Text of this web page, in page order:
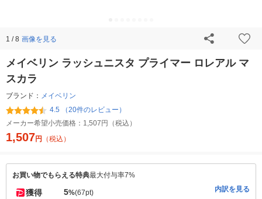
1 / 8 画像を見る
メイベリン ラッシュニスタ プライマー ロレアル マ
スカラ
ブランド： メイベリン
4.5 （20件のレビュー）
メーカー希望小売価格： 1,507円（税込）
1,507円 （税込）
お買い物でもらえる特典最大付与率7%
獲得 5%(67pt) 内訳を見る